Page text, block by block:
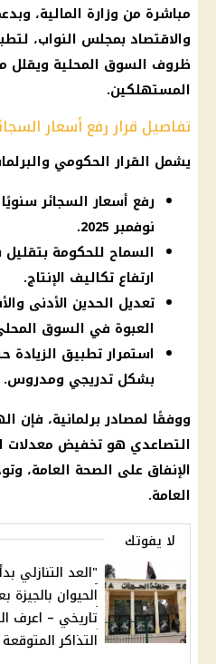
مباشرة من وزارة المالية،
والاقتصاد بمجلس النواب،
ظروف السوق المحلية ويقلل
المستهلكين.
تفاصيل قرار رفع أسعار
يشمل القرار الحكومي
نوفمبر 2025.
السماح للحكومة
ارتفاع تكاليف الإنتاج.
تعديل الحدين الأدنى
العبوة في السوق
بشكل تدريجي ومدروس.
ووفقًا لمصادر برلمانية، فإن
التصاعدي هو تخفيض معدلات
الإنفاق على الصحة العامة،
العامة.
لا يفوتك
"العد التنازلي
الحيوان
تاريخي – اعرف
التذاكر المتوقعة